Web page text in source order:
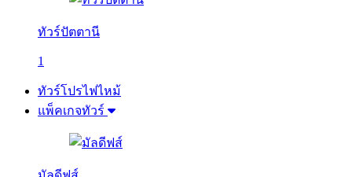
ทัวร์ปัตตานี
1
ทัวร์โปรไฟไหม้
แพ็คเกจทัวร์